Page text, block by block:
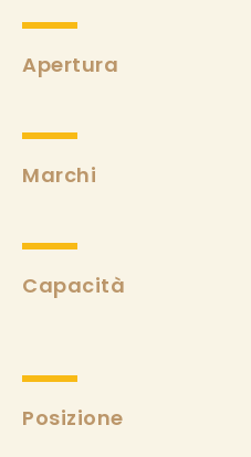
Apertura
Marchi
Capacità
Posizione